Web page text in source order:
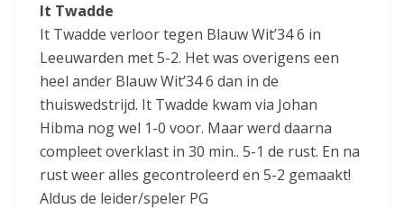
It Twadde
It Twadde verloor tegen Blauw Wit’34 6 in
Leeuwarden met 5-2. Het was overigens een
heel ander Blauw Wit’34 6 dan in de
thuiswedstrijd. It Twadde kwam via Johan
Hibma nog wel 1-0 voor. Maar werd daarna
compleet overklast in 30 min.. 5-1 de rust. En na
rust weer alles gecontroleerd en 5-2 gemaakt!
Aldus de leider/speler PG